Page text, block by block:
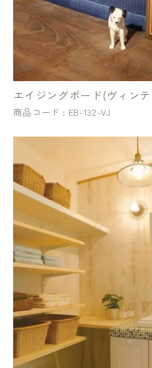
エイジングボード(ヴィン
商品コード : EB-132-VJ